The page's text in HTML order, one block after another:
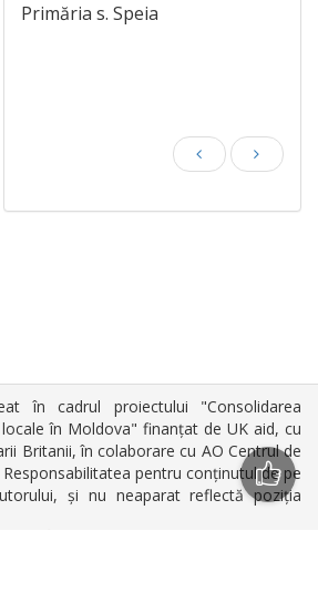
Primăria s. Speia
în cadrul proiectului "Consolidarea
în Moldova" finanțat de UK aid, cu
Britanii, în colaborare cu AO Centrul de
pentru conținutul de pe
și nu neaparat reflectă poziția